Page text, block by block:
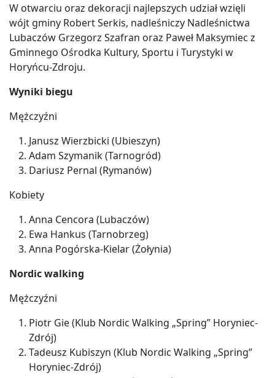
W otwarciu oraz dekoracji najlepszych udział wzięli
wójt gminy Robert Serkis, nadleśniczy Nadleśnictwa
Lubaczów Grzegorz Szafran oraz Paweł Maksymiec z
Gminnego Ośrodka Kultury, Sportu i Turystyki w
Horyńcu-Zdroju.
Wyniki biegu
Mężczyźni
Janusz Wierzbicki (Ubieszyn)
Adam Szymanik (Tarnogród)
Dariusz Pernal (Rymanów)
Kobiety
Anna Cencora (Lubaczów)
Ewa Hankus (Tarnobrzeg)
Anna Pogórska-Kielar (Żołynia)
Nordic walking
Mężczyźni
Piotr Gie (Klub Nordic Walking „Spring” Horyniec-
Zdrój)
Tadeusz Kubiszyn (Klub Nordic Walking „Spring”
Horyniec-Zdrój)